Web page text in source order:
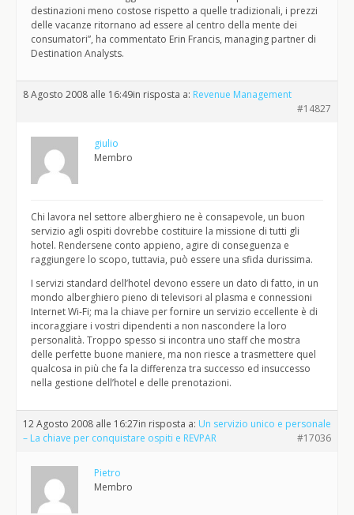
destinazioni meno costose rispetto a quelle tradizionali, i prezzi
delle vacanze ritornano ad essere al centro della mente dei
consumatori”, ha commentato Erin Francis, managing partner di
Destination Analysts.
8 Agosto 2008 alle 16:49in risposta a: Revenue Management
#14827
giulio
Membro
Chi lavora nel settore alberghiero ne è consapevole, un buon
servizio agli ospiti dovrebbe costituire la missione di tutti gli
hotel. Rendersene conto appieno, agire di conseguenza e
raggiungere lo scopo, tuttavia, può essere una sfida durissima.
I servizi standard dell’hotel devono essere un dato di fatto, in un
mondo alberghiero pieno di televisori al plasma e connessioni
Internet Wi-Fi; ma la chiave per fornire un servizio eccellente è di
incoraggiare i vostri dipendenti a non nascondere la loro
personalità. Troppo spesso si incontra uno staff che mostra
delle perfette buone maniere, ma non riesce a trasmettere quel
qualcosa in più che fa la differenza tra successo ed insuccesso
nella gestione dell’hotel e delle prenotazioni.
12 Agosto 2008 alle 16:27in risposta a: Un servizio unico e personale
– La chiave per conquistare ospiti e REVPAR
#17036
Pietro
Membro